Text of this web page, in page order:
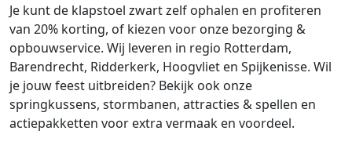
Je kuntde klapstoel zwartzelf ophalen en profiteren
van 20% korting, of kiezen voor onze bezorging &
opbouwservice. Wij leveren in regio Rotterdam,
Barendrecht, Ridderkerk, Hoogvliet en Spijkenisse. Wil
je jouwfeest uitbreiden? Bekijk ook onze
springkussens, stormbanen, attracties &spellen en
actiepakketten voor extra vermaak en voordeel.